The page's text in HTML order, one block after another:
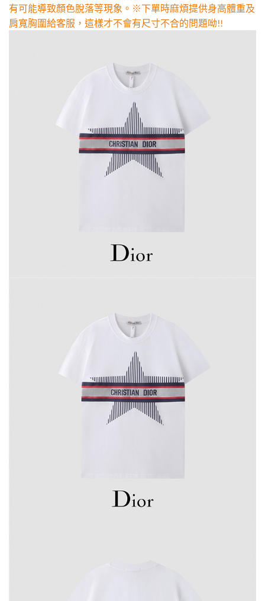
有可能導致顏色脫落等現象。※下單時麻煩提供身高體重及
肩寬胸圍給客服，這樣才不會有尺寸不合的問題呦!!